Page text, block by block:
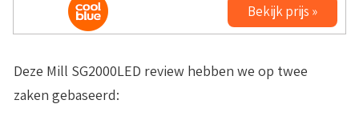
Bekijk prijs »
Deze Mill SG2000LED review hebben we op twee
zaken gebaseerd: